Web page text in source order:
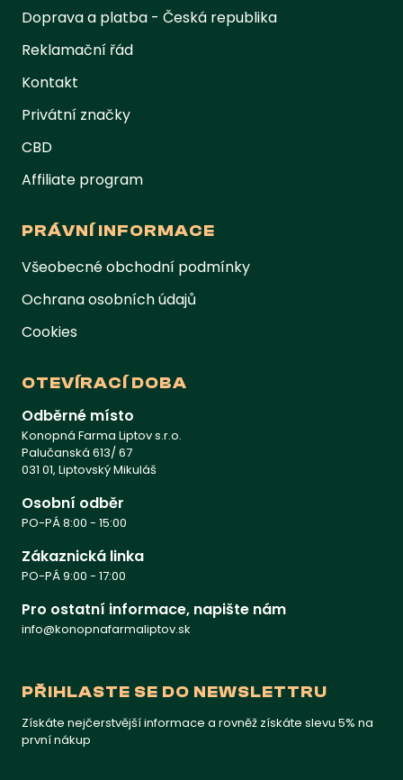
Doprava a platba - Česká republika
Reklamační řád
Kontakt
Privátní značky
CBD
Affiliate program
PRÁVNÍ INFORMACE
Všeobecné obchodní podmínky
Ochrana osobních údajů
Cookies
OTEVÍRACÍ DOBA
Odběrné místo
Konopná Farma Liptov s.r.o.
Palučanská 613/ 67
031 01, Liptovský Mikuláš
Osobní odběr
PO-PÁ 8:00 - 15:00
Zákaznická linka
PO-PÁ 9:00 - 17:00
Pro ostatní informace, napište nám
info@konopnafarmaliptov.sk
PŘIHLASTE SE DO NEWSLETTRU
Získáte nejčerstvější informace a rovněž získáte slevu 5% na
první nákup